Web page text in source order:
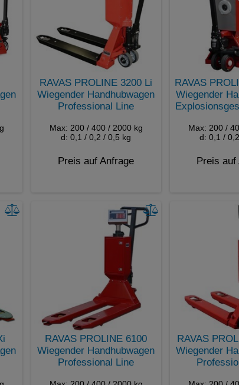
RAVAS PROLINE 3200 Li
Wiegender Handhubwagen
Professional Line
Max: 200 / 400 / 2000 kg
d: 0,1 / 0,2 / 0,5 kg
Preis auf Anfrage
RAVAS
Wiegender
Max: 200 /
d: 0,1 /
Preis auf
RAVAS PROLINE 6100
Wiegender Handhubwagen
Professional Line
RAVAS
Wiegender